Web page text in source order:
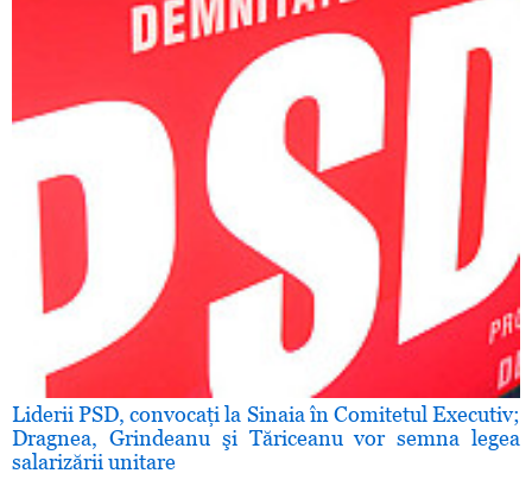
Liderii PSD, convocaţi la Sinaia în Comitetul Executiv;
Dragnea, Grindeanu şi Tăriceanu vor semna legea
salarizării unitare